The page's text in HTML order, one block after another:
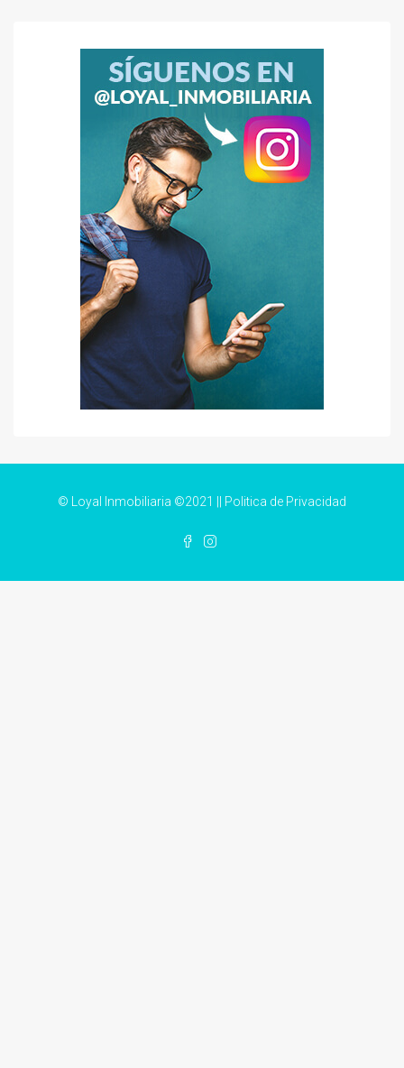
© Loyal Inmobiliaria ©2021 || Politica de Privacidad